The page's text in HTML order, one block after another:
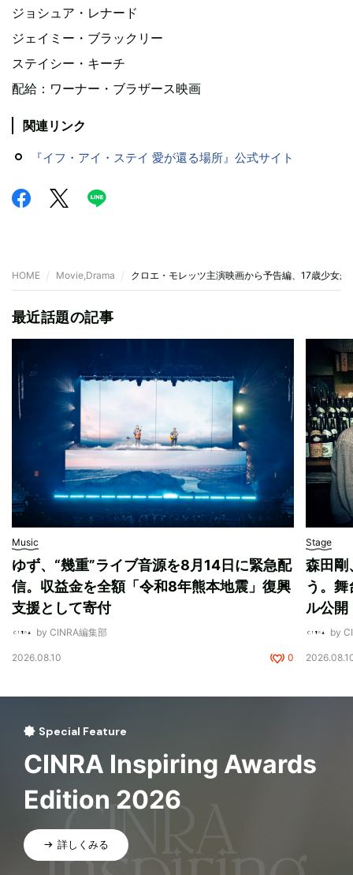
ジョシュア・レナード
ジェイミー・ブラックリー
ステイシー・キーチ
配給：ワーナー・ブラザース映画
関連リンク
『イフ・アイ・ステイ 愛が還る場所』公式サイト
HOME Movie,Drama クロエ・モレッツ主演映画から予告編、17歳少女
最近話題の記事
Music
ゆず、“幾重”ライブ音源を8月14日に緊急配
信。収益金を全額「令和8年熊本地震」復興
支援として寄付
by CINRA編集部
2026.08.10 0
Stage
森田剛
う。
ル公開
by
Special Feature
CINRA Inspiring Awards
Edition 2026
詳しくみる